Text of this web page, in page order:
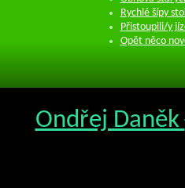
Rychlé šípy
Přistoupili/y
Opět něco
Ondřej Daněk